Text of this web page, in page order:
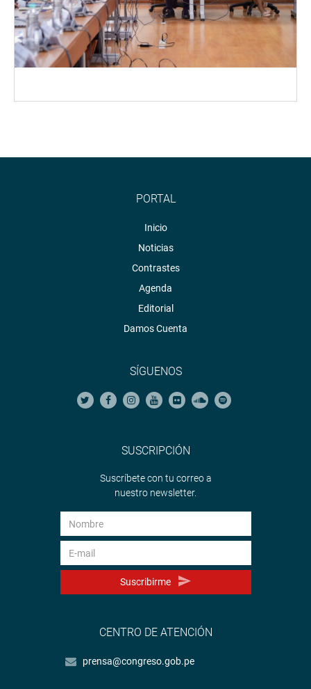
PORTAL
Inicio
Noticias
Contrastes
Agenda
Editorial
Damos Cuenta
SÍGUENOS
SUSCRIPCIÓN
Suscríbete con tu correo a
nuestro newsletter.
Suscribirme
CENTRO DE ATENCIÓN
prensa@congreso.gob.pe